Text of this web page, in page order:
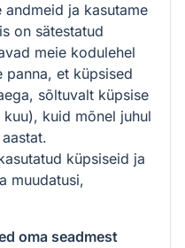
ja kasutame
on sätestatud
meie kodulehel
panna, et küpsised
sõltuvalt küpsise
kuid mõnel juhul
küpsiseid ja
muudatusi,
oma seadmest